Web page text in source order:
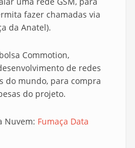
fazer chamadas via
da Anatel).
Commotion,
de redes
do mundo, para compra
do projeto.
Nuvem: Fumaça Data